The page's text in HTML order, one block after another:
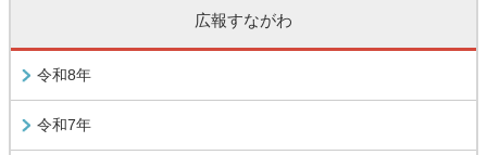
広報すながわ
令和8年
令和7年